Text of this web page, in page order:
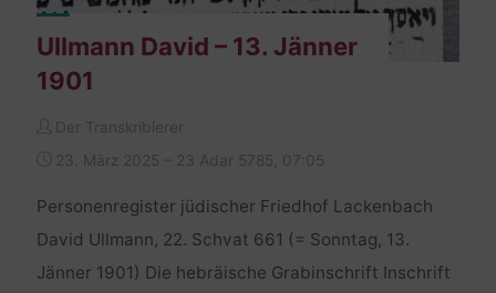
Ullmann David – 13. Jänner
1901
Der Transkribierer
23. März 2025 – 23 Adar 5785, 07:05
Personenregister jüdischer Friedhof Lackenbach
David Ullmann, 22. Schvat 661 (= Sonntag, 13.
Jänner 1901) Die hebräische Grabinschrift Inschrift